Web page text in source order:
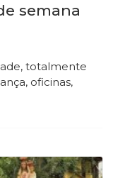
semana
totalmente
oficinas,